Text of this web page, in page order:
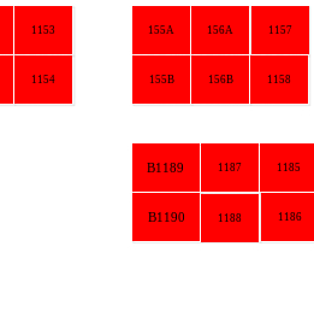
156A
156B
1157
1158
1185
1187
1188
B1189